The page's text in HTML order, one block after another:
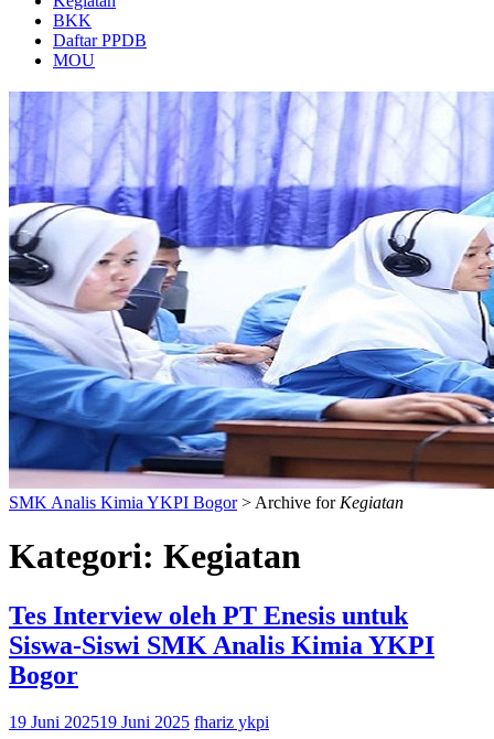
BKK
Daftar PPDB
MOU
LABORATORIUM KOMPUTER
SMK Analis Kimia YKPI Bogor> Archive for Kegiatan
Kategori: Kegiatan
Tes Interview oleh PT Enesis untuk
Siswa-Siswi SMK Analis Kimia YKPI
Bogor
19 Juni 202519 Juni 2025 fhariz ykpi